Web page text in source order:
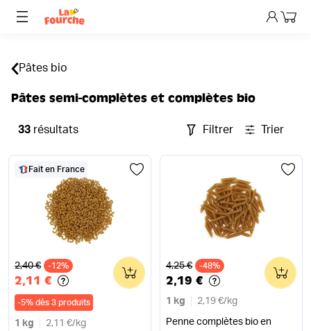
Mon
Pâtes bio
Pâtes semi-complètes et complètes bio
33 résultats Filtrer Trier
Fait en France
Ancien prix
2,40 € -12%
2,11 €
-5% dès 3 produits
1 kg 2,11 €/ kg
0 Ancien prix
4,25 € -48%
2,19 €
1 kg 2,19 €/ kg
Penne complètes bio en
0